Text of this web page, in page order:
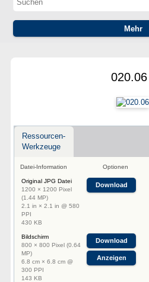
020.06
Ressourcen-
Werkzeuge
Datei-Information Optionen
Original JPG Datei
1200 × 1200 Pixel
(1.44 MP)
2.1 in × 2.1 in @ 580
PPI
430 KB
Download
Bildschirm
800 × 800 Pixel (0.64
MP)
6.8 cm × 6.8 cm @
300 PPI
143 KB
Download
Anzeigen